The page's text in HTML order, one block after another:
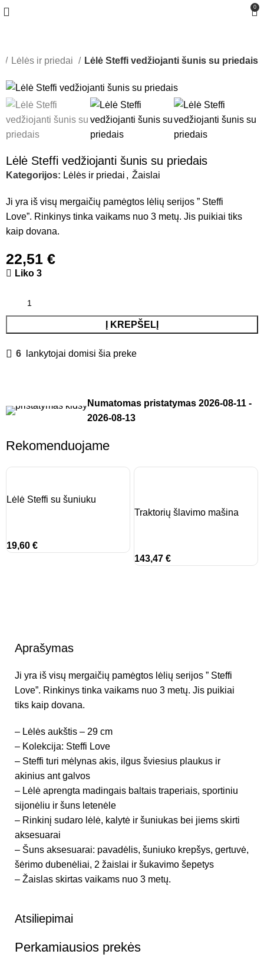
0
Lėlės ir priedai Lėlė Steffi vedžiojanti šunis su priedais
Lėlė Steffi vedžiojanti šunis su priedais
Kategorijos: Lėlės ir priedai , Žaislai
Ji yra iš visų mergaičių pamėgtos lėlių serijos ” Steffi
Love”. Rinkinys tinka vaikams nuo 3 metų. Jis puikiai tiks
kaip dovana.
22,51€
Liko 3
Į KREPŠELĮ
6 lankytojai domisi šia preke
Numatomas pristatymas2026-08-11 -
2026-08-13
Rekomenduojame
Lėlė Steffi su šuniuku
19,60€
Traktorių šlavimo mašina
143,47 €
Aprašymas
Ji yra iš visų mergaičių pamėgtos lėlių serijos ” Steffi
Love”. Rinkinys tinka vaikams nuo 3 metų. Jis puikiai
tiks kaip dovana.
– Lėlės aukštis – 29 cm
– Kolekcija: Steffi Love
– Steffi turi mėlynas akis, ilgus šviesius plaukus ir
akinius ant galvos
– Lėlė aprengta madingais baltais traperiais, sportiniu
sijonėliu ir šuns letenėle
– Rinkinį sudaro lėlė, kalytė ir šuniukas bei jiems skirti
aksesuarai
– Šuns aksesuarai: pavadėlis, šuniuko krepšys, gertuvė,
šėrimo dubenėliai, 2 žaislai ir šukavimo šepetys
– Žaislas skirtas vaikams nuo 3 metų.
Atsiliepimai
Perkamiausios prekės